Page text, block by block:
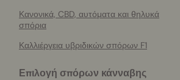
Κανονικά, CBD, αυτόματα και θηλυκά
σπόρια
Καλλιέργεια υβριδικών σπόρων F1
Επιλογή σπόρων κάνναβης